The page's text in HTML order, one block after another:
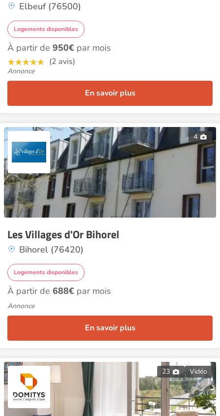
Elbeuf (76500)
Logements disponibles
À partir de 950€ par mois
(2 avis)
Annonce
En savoir plus
4
Les Villages d'Or Bihorel
Bihorel (76420)
Logements disponibles
À partir de 688€ par mois
Annonce
En savoir plus
23 Vidéo